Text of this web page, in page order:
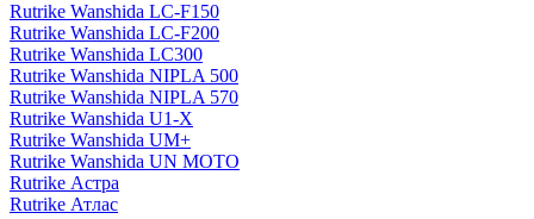
Rutrike Wanshida LC-F150
Rutrike Wanshida LC-F200
Rutrike Wanshida LC300
Rutrike Wanshida NIPLA 500
Rutrike Wanshida NIPLA 570
Rutrike Wanshida U1-X
Rutrike Wanshida UM+
Rutrike Wanshida UN MOTO
Rutrike Астра
Rutrike Атлас